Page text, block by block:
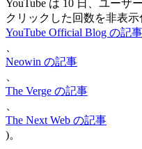
YouTube は 10 日、ユーザ
クリックした回数を非表
YouTube Official Blog の記事
Neowin の記事
The Verge の記事
The Next Web の記事
)。